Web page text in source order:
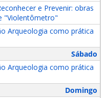
e Prevenir: obras
"Violentômetro"
Arqueologia como prática
Sábado
Arqueologia como prática
Domingo